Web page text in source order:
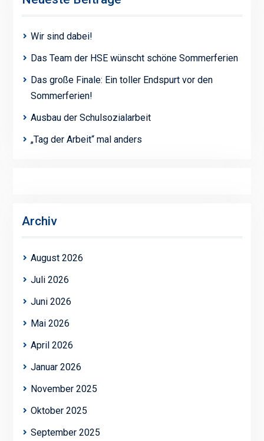
Wir sind dabei!
Das Team der HSE wünscht schöne Sommerferien
Das große Finale: Ein toller Endspurt vor den
Sommerferien!
Ausbau der Schulsozialarbeit
„Tag der Arbeit“ mal anders
Archiv
August 2026
Juli 2026
Juni 2026
Mai 2026
April 2026
Januar 2026
November 2025
Oktober 2025
September 2025